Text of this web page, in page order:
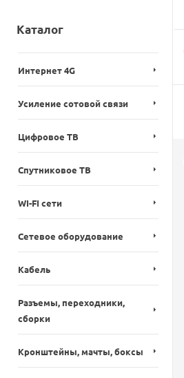
Каталог
Интернет 4G
Усиление сотовой связи
Цифровое ТВ
Спутниковое ТВ
WI-FI сети
Сетевое оборудование
Кабель
Разъемы, переходники,
сборки
Кронштейны, мачты, боксы